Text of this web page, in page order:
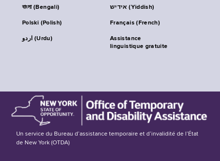
বাংলা (Bengali) אידיש (Yiddish)
Polski (Polish) Français (French)
اردو (Urdu)
Assistance
linguistique gratuite
Un service du Bureau d’assistance temporaire et d’invalidité de l’État
de New York (OTDA)